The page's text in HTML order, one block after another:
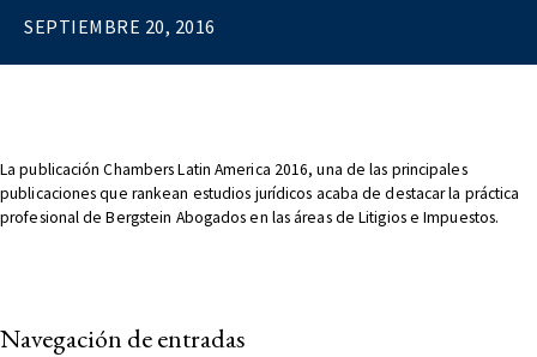
SEPTIEMBRE 20, 2016
La publicación Chambers Latin America 2016, una de las principales
publicaciones que rankean estudios jurídicos acaba de destacar la práctica
profesional de Bergstein Abogados en las áreas de Litigios e Impuestos.
Navegación de entradas